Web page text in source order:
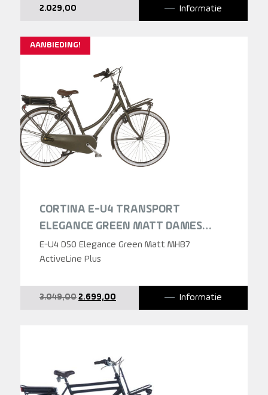
2.029,00 Informatie
AANBIEDING!
CORTINA E-U4 TRANSPORT
ELEGANCE GREEN MATT DAMES
2025
E-U4 D50 Elegance Green Matt MHB7
ActiveLine Plus
3.049,00 Oorspronkelijke
2.699,00 Informatie